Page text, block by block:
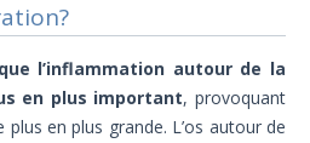
l’inflammation autour de la
en plus important, provoquant
en plus grande. L’os autour de